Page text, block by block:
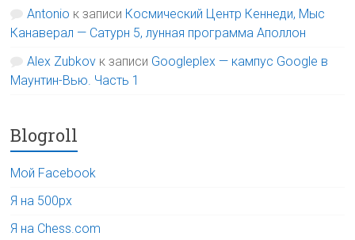
Antonio к записи Космический Центр Кеннеди, Мыс
Канаверал — Сатурн 5, лунная программа Аполлон
Alex Zubkov к записи Googleplex — кампус Google в
Маунтин-Вью. Часть 1
Blogroll
Мой Facebook
Я на 500px
Я на Chess.com